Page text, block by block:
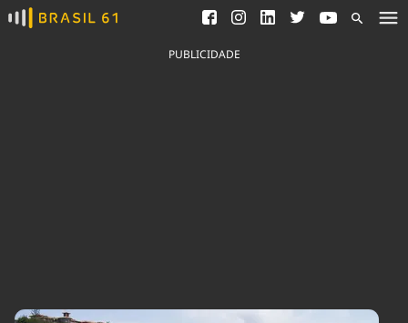
Ver todas as notícias
Saneamento
Indicadores
PUBLICIDADE